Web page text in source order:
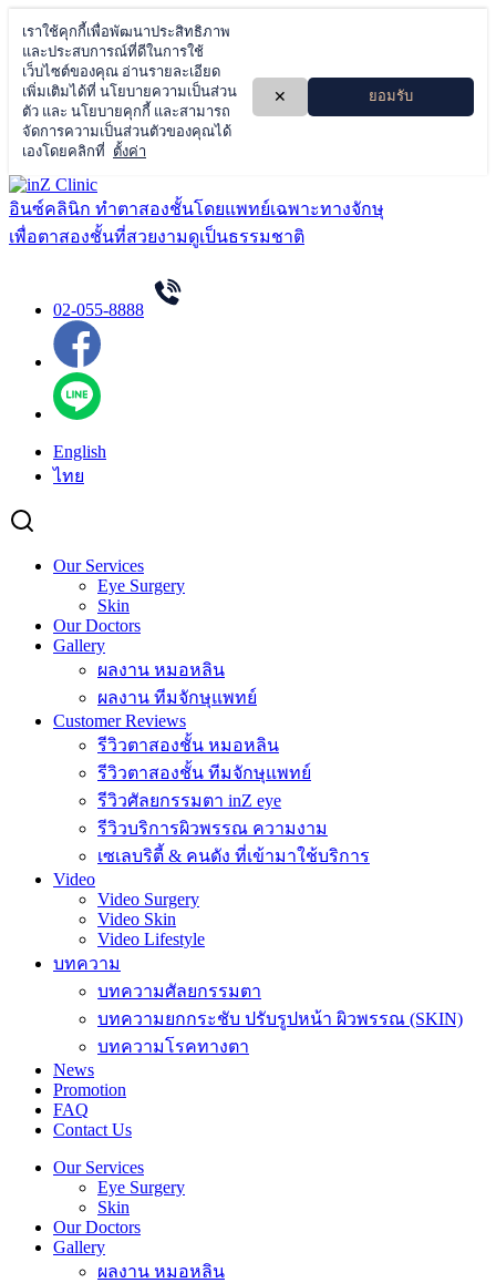
Skip
to
content
อินซ์คลินิก ทำตาสองชั้นโดยแพทย์เฉพาะทางจักษุ
เพื่อตาสองชั้นที่สวยงามดูเป็นธรรมชาติ
02-055-8888
English
ไทย
Our Services
Eye Surgery
Skin
Our Doctors
Gallery
ผลงาน หมอหลิน
ผลงาน ทีมจักษุแพทย์
Customer Reviews
รีวิวตาสองชั้น หมอหลิน
รีวิวตาสองชั้น ทีมจักษุแพทย์
รีวิวศัลยกรรมตา inZ eye
รีวิวบริการผิวพรรณ ความงาม
เซเลบริตี้ & คนดัง ที่เข้ามาใช้บริการ
Video
Video Surgery
Video Skin
Video Lifestyle
บทความ
บทความศัลยกรรมตา
บทความยกกระชับ ปรับรูปหน้า ผิวพรรณ (SKIN)
บทความโรคทางตา
News
Promotion
FAQ
Contact Us
Our Services
Eye Surgery
Skin
Our Doctors
Gallery
ผลงาน หมอหลิน